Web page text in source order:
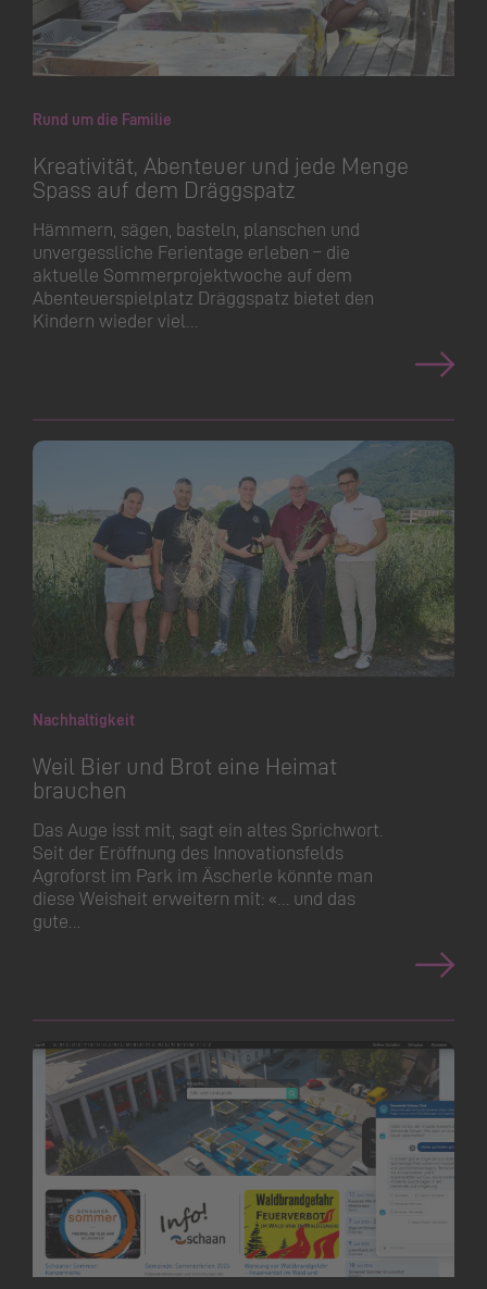
Rund um die Familie
Kreativität, Abenteuer und jede Menge
Spass auf dem Dräggspatz
Hämmern, sägen, basteln, planschen und
unvergessliche Ferientage erleben – die
aktuelle Sommerpro­jektwoche auf dem
Abenteuer­spielplatz Dräggspatz bietet den
Kindern wieder viel…
Nachhaltigkeit
Weil Bier und Brot eine Heimat
brauchen
Das Auge isst mit, sagt ein altes Sprichwort.
Seit der Eröffnung des Innovati­onsfelds
Agroforst im Park im Äscherle könnte man
diese Weisheit erweitern mit: «… und das
gute…